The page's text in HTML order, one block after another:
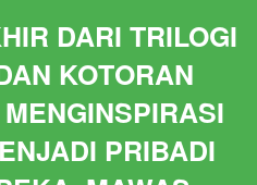
DARI TRILOGI
KOTORAN
PRIBADI